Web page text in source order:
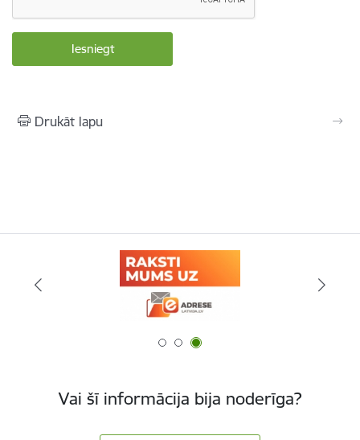
Drukāt lapu
Vai šī informācija bija noderīga?